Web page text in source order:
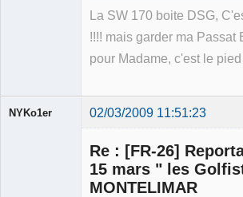
La SW 170 boite DSG,
!!!! mais garder ma Passat
pour Madame, c'est le pied
NYKo1er 02/03/2009 11:51:23
Re : [FR-26]
15 mars " les
MONTELIMAR